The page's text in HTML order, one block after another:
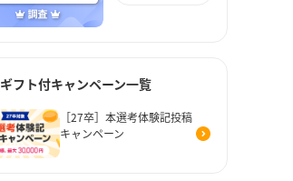
ギフト付キャンペーン一覧
［27卒］本選考体験記投稿
キャンペーン